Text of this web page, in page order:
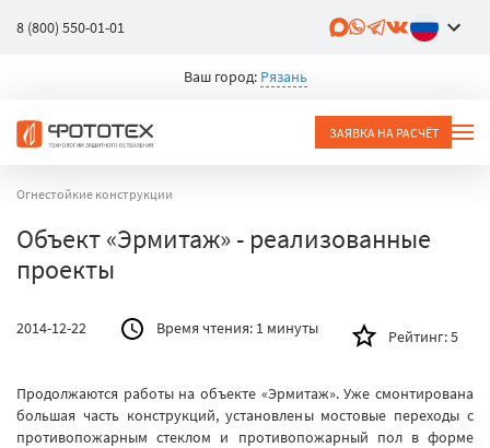
8 (800) 550-01-01
Ваш город: Рязань
ЗАЯВКА НА РАСЧЁТ
Огнестойкие конструкции
Объект «Эрмитаж» - реализованные
проекты
2014-12-22 Время чтения: 1 минуты Рейтинг:5
Продолжаются работы на объекте «Эрмитаж». Уже смонтирована
большая часть конструкций, установлены мостовые переходы с
противопожарным стеклом и противопожарный пол в форме